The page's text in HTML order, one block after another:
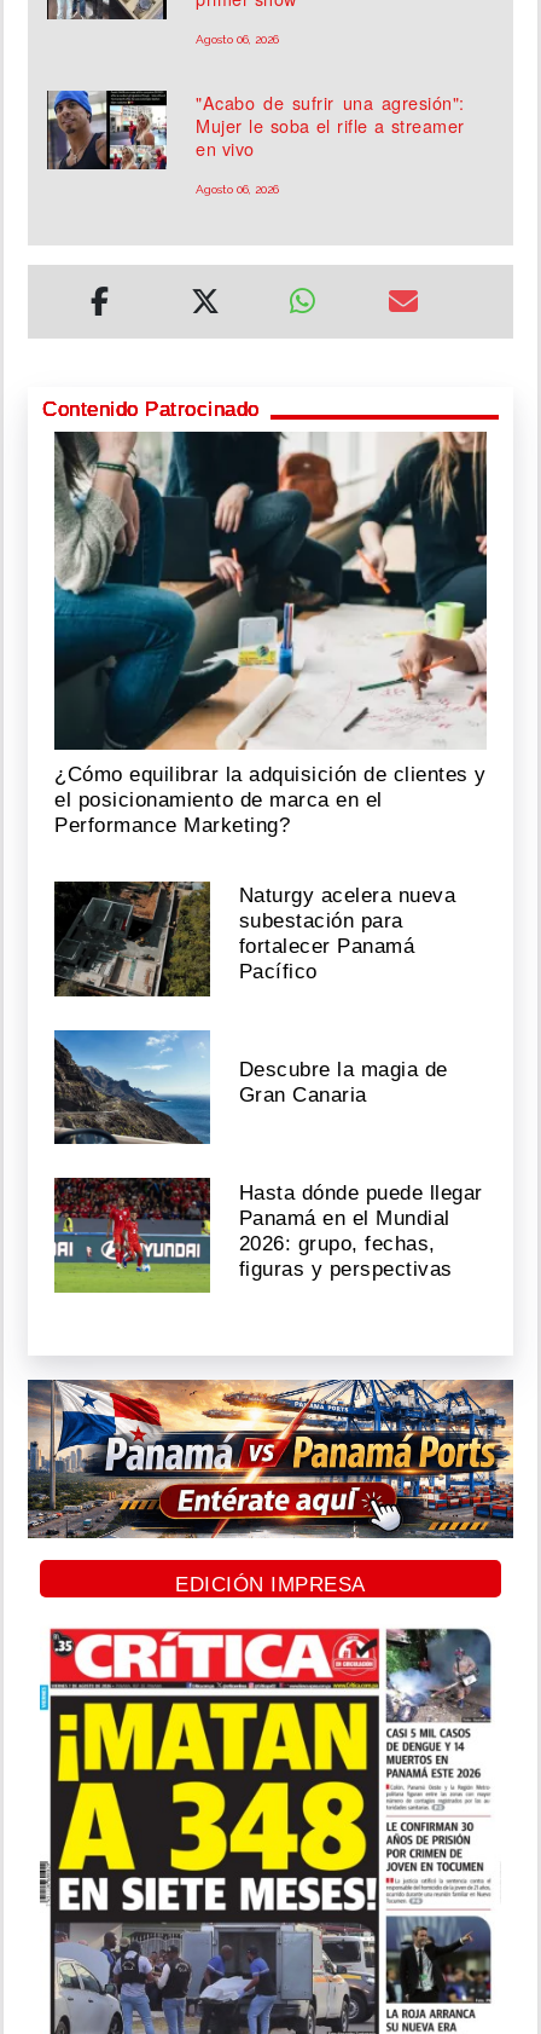
Agosto 06, 2026
"Acabo de sufrir una agresión":
Mujer le soba el rifle a streamer
en vivo
Agosto 06, 2026
Contenido Patrocinado
¿Cómo equilibrar la adquisición de clientes y
el posicionamiento de marca en el
Performance Marketing?
Naturgy acelera nueva
subestación para
fortalecer Panamá
Pacífico
Descubre la magia de
Gran Canaria
Hasta dónde puede llegar
Panamá en el Mundial
2026: grupo, fechas,
figuras y perspectivas
EDICIÓN IMPRESA